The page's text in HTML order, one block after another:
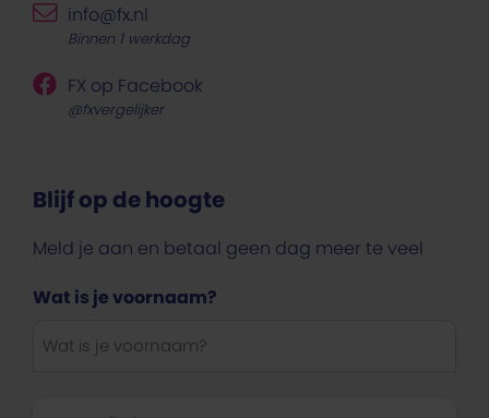
Blijf op de hoogte
Meld je aan en betaal geen dag meer te veel
Wat is je voornaam?
info@fx.nl
Binnen 1 werkdag
FX op Facebook
@fxvergelijker